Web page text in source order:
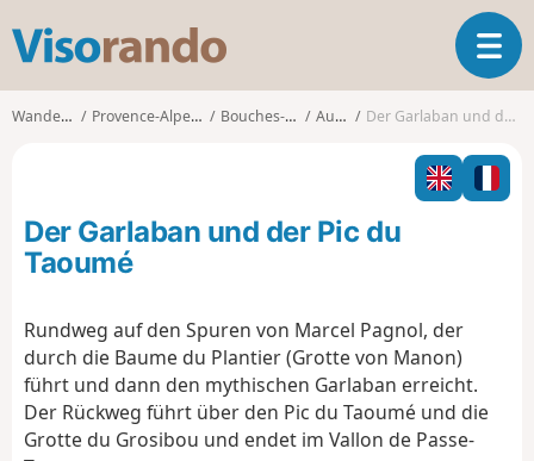
s
o
o
T
o
g
l
n
Wanderungen Provence-Alpes-Côte d'Azur Bouches-du-Rhône Aubagne Der Garlaban und der Pic du Taoumé
Der Garlaban und der Pic du
Taoumé
Rundweg auf den Spuren von Marcel Pagnol, der
durch die Baume du Plantier (Grotte von Manon)
führt und dann den mythischen Garlaban erreicht.
Der Rückweg führt über den Pic du Taoumé und die
Grotte du Grosibou und endet im Vallon de Passe-